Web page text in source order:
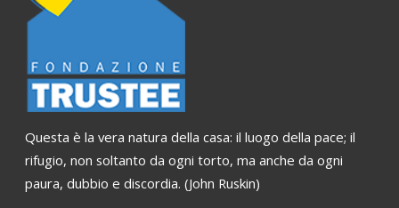
Questa è la vera natura della casa: il luogo della pace; il
rifugio, non soltanto da ogni torto, ma anche da ogni
paura, dubbio e discordia. (John Ruskin)